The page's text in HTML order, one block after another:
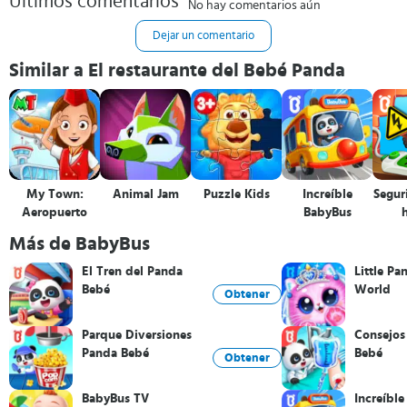
No hay comentarios aún
Dejar un comentario
Similar a El restaurante del Bebé Panda
My Town:
Aeropuerto
Animal Jam Puzzle Kids
Increíble
BabyBus
Más de BabyBus
El Tren del Panda
Bebé
Obtener
Parque Diversiones
Panda Bebé
Obtener
BabyBus TV
Little
World
Bebé
Increíble